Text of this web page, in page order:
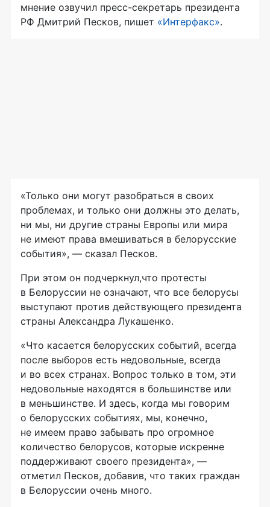
мнение озвучил пресс-секретарь президента
РФ Дмитрий Песков, пишет «Интерфакс».
«Только они могут разобраться в своих
проблемах, и только они должны это делать,
ни мы, ни другие страны Европы или мира
не имеют права вмешиваться в белорусские
события», — сказал Песков.
При этом он подчеркнул,что протесты
в Белоруссии не означают, что все белорусы
выступают против действующего президента
страны Александра Лукашенко.
«Что касается белорусских событий, всегда
после выборов есть недовольные, всегда
и во всех странах. Вопрос только в том, эти
недовольные находятся в большинстве или
в меньшинстве. И здесь, когда мы говорим
о белорусских событиях, мы, конечно,
не имеем право забывать про огромное
количество белорусов, которые искренне
поддерживают своего президента», —
отметил Песков, добавив, что таких граждан
в Белоруссии очень много.